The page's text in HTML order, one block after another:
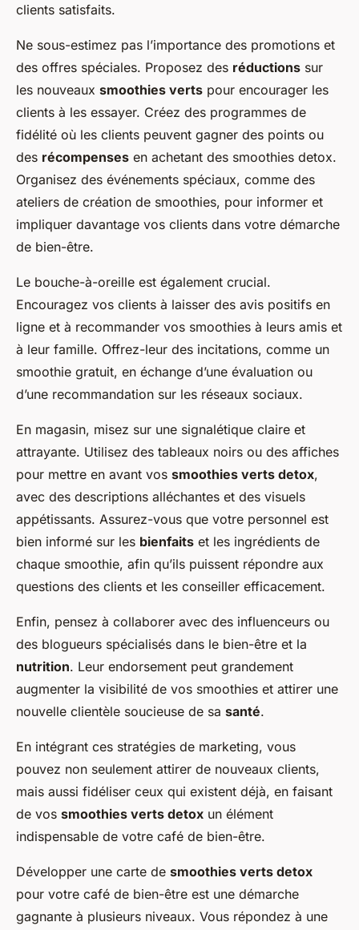
clients satisfaits.
Ne sous-estimez pas l’importance des promotions et
des offres spéciales. Proposez des réductions sur
les nouveaux smoothies verts pour encourager les
clients à les essayer. Créez des programmes de
fidélité où les clients peuvent gagner des points ou
des récompenses en achetant des smoothies detox.
Organisez des événements spéciaux, comme des
ateliers de création de smoothies, pour informer et
impliquer davantage vos clients dans votre démarche
de bien-être.
Le bouche-à-oreille est également crucial.
Encouragez vos clients à laisser des avis positifs en
ligne et à recommander vos smoothies à leurs amis et
à leur famille. Offrez-leur des incitations, comme un
smoothie gratuit, en échange d’une évaluation ou
d’une recommandation sur les réseaux sociaux.
En magasin, misez sur une signalétique claire et
attrayante. Utilisez des tableaux noirs ou des affiches
pour mettre en avant vos smoothies verts detox,
avec des descriptions alléchantes et des visuels
appétissants. Assurez-vous que votre personnel est
bien informé sur les bienfaits et les ingrédients de
chaque smoothie, afin qu’ils puissent répondre aux
questions des clients et les conseiller efficacement.
Enfin, pensez à collaborer avec des influenceurs ou
des blogueurs spécialisés dans le bien-être et la
nutrition. Leur endorsement peut grandement
augmenter la visibilité de vos smoothies et attirer une
nouvelle clientèle soucieuse de sa santé.
En intégrant ces stratégies de marketing, vous
pouvez non seulement attirer de nouveaux clients,
mais aussi fidéliser ceux qui existent déjà, en faisant
de vos smoothies verts detox un élément
indispensable de votre café de bien-être.
Développer une carte de smoothies verts detox
pour votre café de bien-être est une démarche
gagnante à plusieurs niveaux. Vous répondez à une